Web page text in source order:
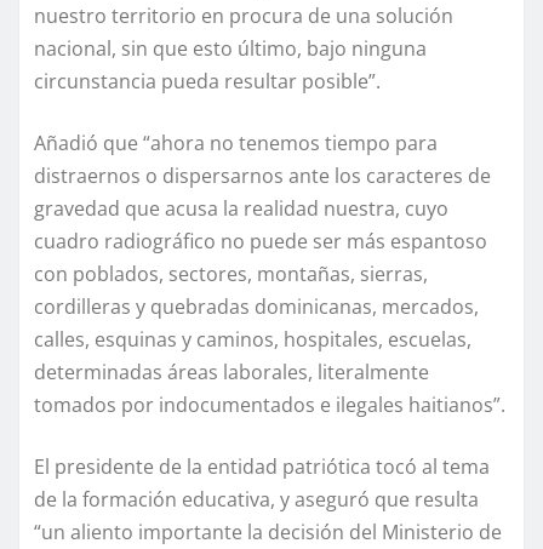
nuestro territorio en procura de una solución
nacional, sin que esto último, bajo ninguna
circunstancia pueda resultar posible”.
Añadió que “ahora no tenemos tiempo para
distraernos o dispersarnos ante los caracteres de
gravedad que acusa la realidad nuestra, cuyo
cuadro radiográfico no puede ser más espantoso
con poblados, sectores, montañas, sierras,
cordilleras y quebradas dominicanas, mercados,
calles, esquinas y caminos, hospitales, escuelas,
determinadas áreas laborales, literalmente
tomados por indocumentados e ilegales haitianos”.
El presidente de la entidad patriótica tocó al tema
de la formación educativa, y aseguró que resulta
“un aliento importante la decisión del Ministerio de